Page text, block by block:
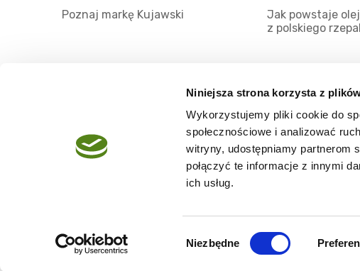
Niniejsza strona korzysta z
Wykorzystujemy pliki cookie do
społecznościowe i analizować
witryny, udostępniamy partnerom
połączyć te informacje z innymi
ich usług.
Niezbędne
Poznaj markę Kujawski
Jak powstaje
z polskiego
Regulamin
Copyright @2026 zpierwszegotloczenia.pl